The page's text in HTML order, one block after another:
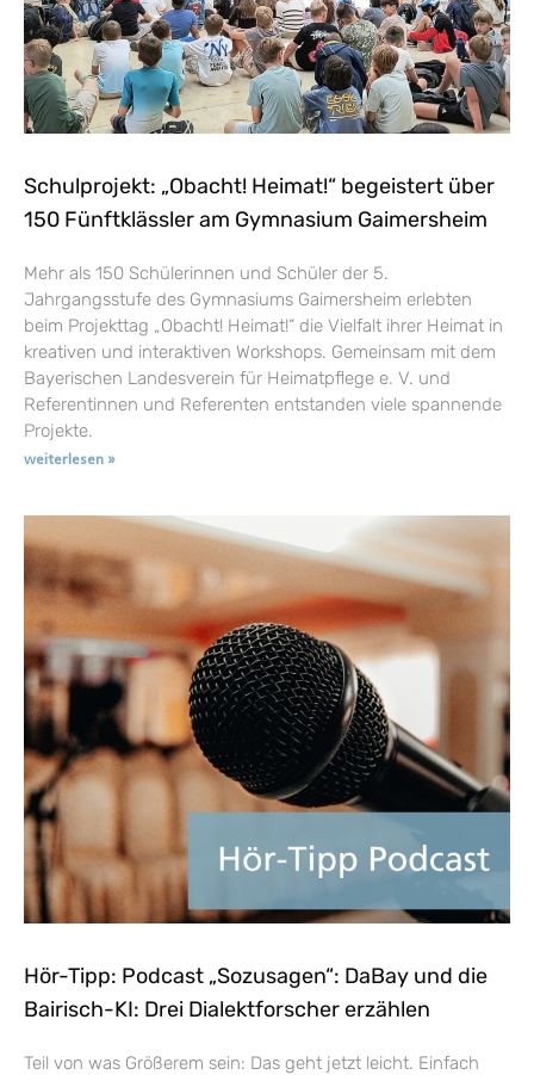
Schulprojekt: „Obacht! Heimat!“ begeistert über
150 Fünftklässler am Gymnasium Gaimersheim
Mehr als 150 Schülerinnen und Schüler der 5.
Jahrgangsstufe des Gymnasiums Gaimersheim erlebten
beim Projekttag „Obacht! Heimat!“ die Vielfalt ihrer Heimat in
kreativen und interaktiven Workshops. Gemeinsam mit dem
Bayerischen Landesverein für Heimatpflege e. V. und
Referentinnen und Referenten entstanden viele spannende
Projekte.
weiterlesen »
Hör-Tipp: Podcast „Sozusagen“: DaBay und die
Bairisch-KI: Drei Dialektforscher erzählen
Teil von was Größerem sein: Das geht jetzt leicht. Einfach